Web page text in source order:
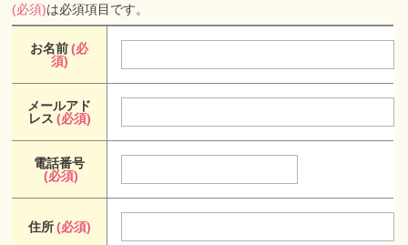
(必須)は必須項目です。
お名前 (必
須)
メールアド
レス (必須)
電話番号
(必須)
住所(必須)